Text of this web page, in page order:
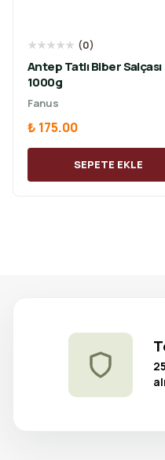
★★★★★ (0)
Antep Tatlı Biber Salçası
1000g
Fanus
₺ 175.00
SEPETE EKLE